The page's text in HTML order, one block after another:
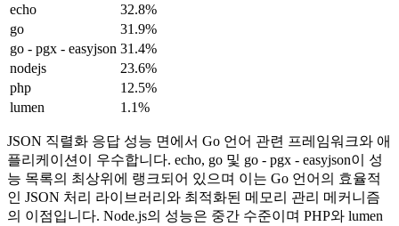
echo
32.8%
go
31.9%
go - pgx - easyjson 31.4%
nodejs
23.6%
php
12.5%
lumen
1.1%
JSON 직렬화 응답 성능 면에서 Go 언어 관련 프레임워크와 애
플리케이션이 우수합니다. echo, go 및 go - pgx - easyjson이 성
능 목록의 최상위에 랭크되어 있으며 이는 Go 언어의 효율적
인 JSON 처리 라이브러리와 최적화된 메모리 관리 메커니즘
의 이점입니다. Node.js의 성능은 중간 수준이며 PHP와 lumen